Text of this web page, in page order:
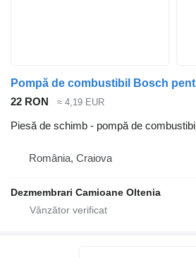
22 RON ≈ 4,19 EUR
Piesă de schimb - pompă de combustibil
România, Craiova
Dezmembrari Camioane Oltenia